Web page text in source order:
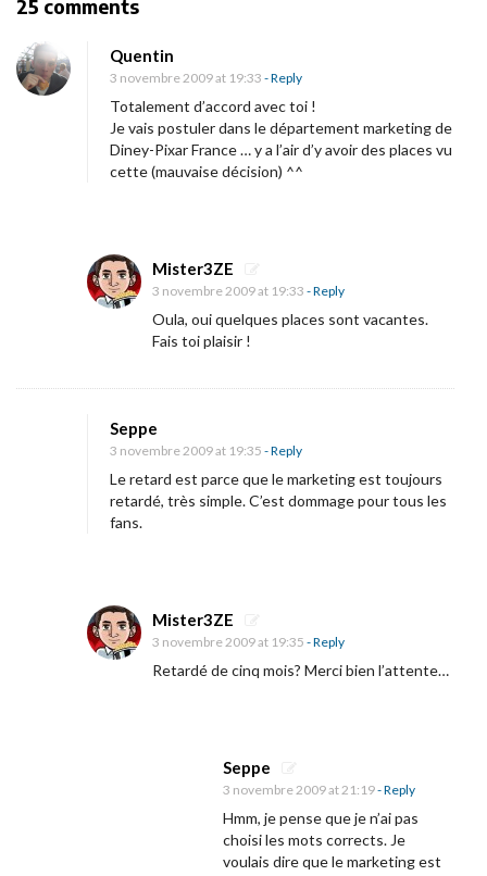
25 commentsO
«
T
o
y
o
r
e
t
«
y
s
Quentin
3 novembre 2009 at 19:33 - Reply
Totalement d’accord avec toi !
Je vais postuler dans le département marketing de
Diney-Pixar France … y a l’air d’y avoir des places vu
cette (mauvaise décision) ^^
Mister3ZE
3 novembre 2009 at 19:33 - Reply
Oula, oui quelques places sont vacantes.
Fais toi plaisir !
Seppe
3 novembre 2009 at 19:35 - Reply
Le retard est parce que le marketing est toujours
retardé, très simple. C’est dommage pour tous les
fans.
Mister3ZE
3 novembre 2009 at 19:35 - Reply
Retardé de cinq mois? Merci bien l’attente…
Seppe
3 novembre 2009 at 21:19- Reply
Hmm, je pense que je n’ai pas
choisi les mots corrects. Je
voulais dire que le marketing est